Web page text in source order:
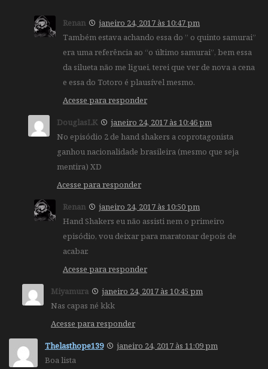
Renan
janeiro 24, 2017 às 10:47 pm
Também estava achando essa do ” o quinto samurai”
era uma referência ao “o último samurai”, bem essa
da silueta não me liguei, terei que ver de nova a cena
e essa do Totoro é plausível mesmo.
Acesse para responder
DouglasLK
janeiro 24, 2017 às 10:46 pm
No episódio 2 de hand shakers a coprotagonista
ganhou nacionalidade brasileira (mesmo que seja
mentira) XD
Acesse para responder
Renan
janeiro 24, 2017 às 10:50 pm
Hand Shakers eu não assisti nem o primeiro
episódio, vou deixar para maratonar depois de
acabar.
Acesse para responder
Miyamura
janeiro 24, 2017 às 10:45 pm
Nas capas né kkk
Acesse para responder
Thelasthope139
janeiro 24, 2017 às 11:09 pm
Boa lista